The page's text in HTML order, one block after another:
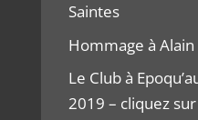
Saintes
Hommage à
Le Club à
2019 – cliquez sur